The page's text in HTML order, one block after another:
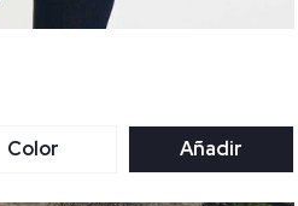
Color Añadir